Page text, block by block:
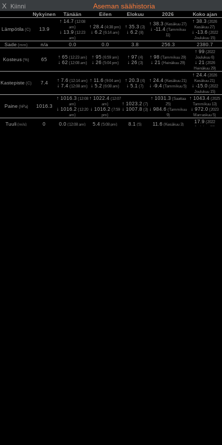
X Kiinni Aseman säähistoria
Nykyinen Tänään Eilen Elokuu 2026 Koko ajan
Lämpötila (C) 13.9
↑ 14.7 (12:08
am)
↓ 13.9 (12:23
am)
↑ 28.4 (4:38 pm)
↓ 6.2 (6:14 am)
↑ 35.3 (3)
↓ 6.2 (8)
↑ 38.3 (Kesäkuu 27)
↓ -11.4 (Tammikuu
11)
↑ 38.3 (2026
Kesäkuu 27)
↓ -13.6 (2022
Joulukuu 15)
Sade (mm) n/a 0.0 0.0 3.8 256.3 2380.7
Kosteus (%) 65 ↑ 65 (12:23 am)
↓ 62 (12:08 am)
↑ 95 (6:59 am)
↓ 26 (5:04 pm)
↑ 97 (4)
↓ 26 (3)
↑ 98 (Tammikuu 29)
↓ 21 (Heinäkuu 29)
↑ 99 (2022
Joulukuu 6)
↓ 21 (2026
Heinäkuu 29)
Kastepiste (C) 7.4 ↑ 7.6 (12:14 am)
↓ 7.4 (12:08 am)
↑ 11.6 (9:04 am)
↓ 5.2 (6:08 am)
↑ 20.3 (4)
↓ 5.1 (7)
↑ 24.4 (Kesäkuu 21)
↓ -9.4 (Tammikuu 5)
↑ 24.4 (2026
Kesäkuu 21)
↓ -15.0(2022
Joulukuu 15)
Paine (hPa) 1016.3
↑ 1016.3 (12:08
am)
↓ 1016.2 (12:20
am)
↑ 1022.4 (12:07
am)
↓ 1016.2 (7:59
pm)
↑ 1023.2 (7)
↓ 1007.8 (3)
↑ 1031.3 (Saattaa
25)
↓ 984.6 (Tammikuu
9)
↑ 1043.4 (2025
Tammikuu 13)
↓ 972.0 (2023
Marraskuu 5)
Tuuli (m/s) 0 0.0 (12:08 am) 5.4 (5:08 pm) 8.1 (5) 11.6 (Kesäkuu 3) 17.9 (2022
Joulukuu 30)